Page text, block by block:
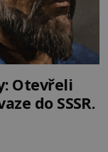
Otevřeli
do SSSR.